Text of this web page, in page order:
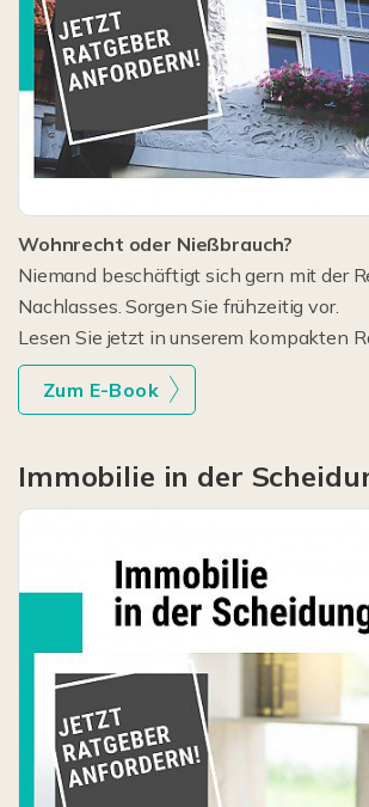
Wohnrecht oder Nießbrauch?
Niemand beschäftigt sich gern mit der
Nachlasses. Sorgen Sie frühzeitig vor.
Lesen Sie jetzt in unserem kompakten
Zum E-Book
Immobilie in der